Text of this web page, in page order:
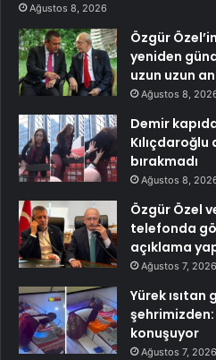
Ağustos 8, 2026
Özgür
yeniden
uzun uzun
Ağustos 8,
Demir
bırakmadı
Ağustos 8,
Özgür Özel
telefonda
açıklama
Ağustos 7, 2026
Yürek
konuşuyor
Ağustos 7, 2026